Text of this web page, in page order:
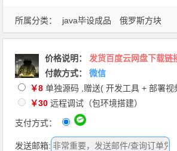
所属分类： java毕设成品 俄罗斯方块
价格说明：
发货百度云网盘下载链
付款方式：
微信
￥8单独源码 ,赠送( 开发工具 + 部署视
￥30远程调试（包环境搭建）
支付方式：
发送邮箱: